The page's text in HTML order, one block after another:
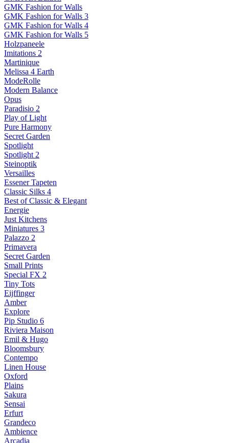
GMK Fashion for Walls
GMK Fashion for Walls 3
GMK Fashion for Walls 4
GMK Fashion for Walls 5
Holzpaneele
Imitations 2
Martinique
Melissa 4 Earth
ModeRolle
Modern Balance
Opus
Paradisio 2
Play of Light
Pure Harmony
Secret Garden
Spotlight
Spotlight 2
Steinoptik
Versailles
Essener Tapeten
Classic Silks 4
Best of Classic & Elegant
Energie
Just Kitchens
Miniatures 3
Palazzo 2
Primavera
Secret Garden
Small Prints
Special FX 2
Tiny Tots
Eijffinger
Amber
Explore
Pip Studio 6
Riviera Maison
Emil & Hugo
Bloomsbury
Contempo
Linen House
Oxford
Plains
Sakura
Sensai
Erfurt
Grandeco
Ambience
Arcadia